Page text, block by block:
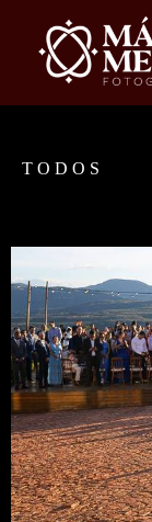
TODOS